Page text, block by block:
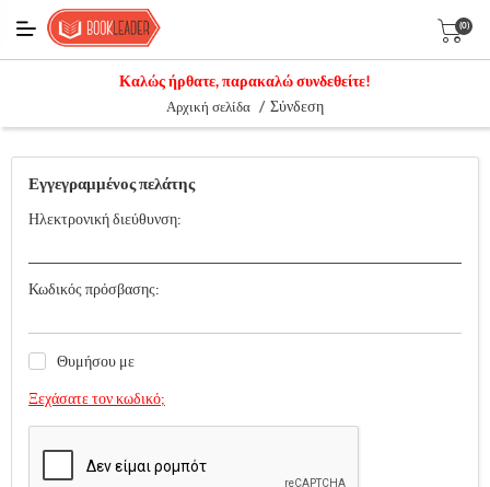
(0)
Καλώς ήρθατε, παρακαλώ συνδεθείτε!
Αρχική σελίδα / Σύνδεση
Εγγεγραμμένος πελάτης
Ηλεκτρονική διεύθυνση:
Κωδικός πρόσβασης:
Θυμήσου με
Ξεχάσατε τον κωδικό;